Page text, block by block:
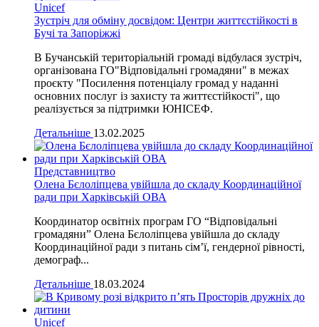
Unicef
Зустріч для обміну досвідом: Центри життєстійкості в
Бучі та Запоріжжі
В Бучанській територіальній громаді відбулася зустріч,
організована ГО"Відповідальні громадяни" в межах
проєкту "Посилення потенціалу громад у наданні
основних послуг із захисту та життєстійкості", що
реалізується за підтримки ЮНІСЕФ.
Детальніше 13.02.2025
Представництво
Олена Бєлоліпцева увійшла до складу Координаційної
ради при Харківській ОВА
Координатор освітніх програм ГО “Відповідальні
громадяни” Олена Бєлоліпцева увійшла до складу
Координаційної ради з питань сім’ї, гендерної рівності,
демограф...
Детальніше 18.03.2024
Unicef